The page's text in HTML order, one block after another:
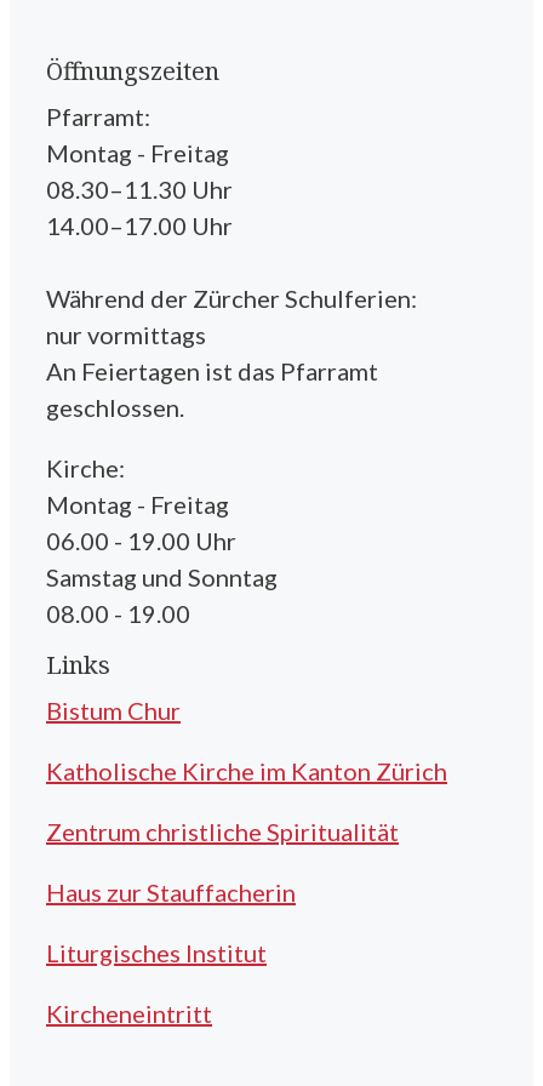
Öffnungszeiten
Pfarramt:
Montag - Freitag
08.30–11.30 Uhr
14.00–17.00 Uhr
Während der Zürcher Schulferien:
nur vormittags
An Feiertagen ist das Pfarramt
geschlossen.
Kirche:
Montag - Freitag
06.00 - 19.00 Uhr
Samstag und Sonntag
08.00 - 19.00
Links
Bistum Chur
Katholische Kirche im Kanton Zürich
Zentrum christliche Spiritualität
Haus zur Stauffacherin
Liturgisches Institut
Kircheneintritt